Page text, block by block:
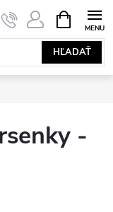
HĽADAŤ
KOŠÍK
-